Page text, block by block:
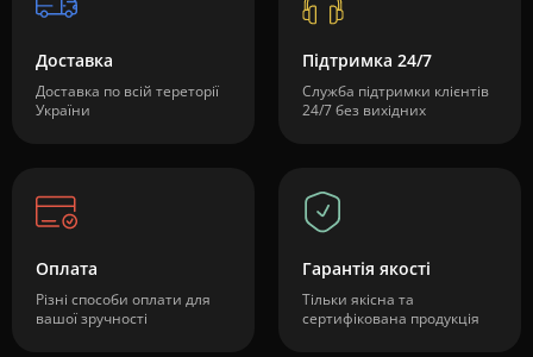
Доставка
Доставка по всій тереторії
України
Підтримка 24/7
Служба підтримки клієнтів
24/7 без вихідних
Оплата
Різні способи оплати для
вашої зручності
Гарантія якості
Тільки якісна та
сертифікована продукція